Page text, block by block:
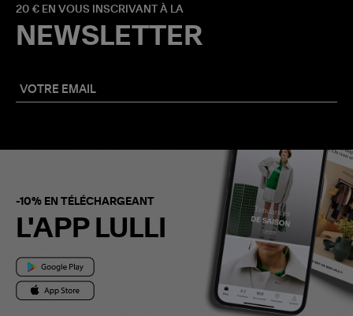
20 € EN VOUS INSCRIVANT À LA
NEWSLETTER
-10% EN TÉLÉCHARGEANT
L'APP LULLI